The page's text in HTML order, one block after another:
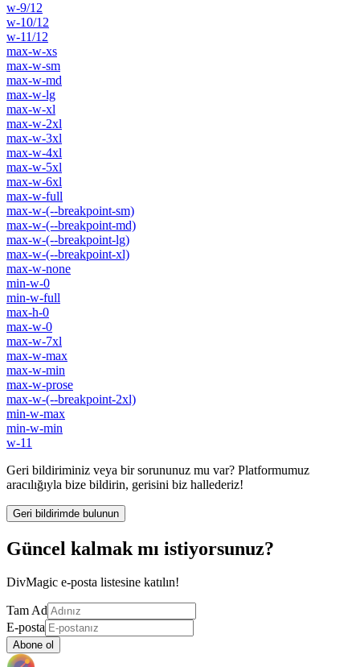
w-9/12
w-10/12
w-11/12
max-w-xs
max-w-sm
max-w-md
max-w-lg
max-w-xl
max-w-2xl
max-w-3xl
max-w-4xl
max-w-5xl
max-w-6xl
max-w-full
max-w-(--breakpoint-sm)
max-w-(--breakpoint-md)
max-w-(--breakpoint-lg)
max-w-(--breakpoint-xl)
max-w-none
min-w-0
min-w-full
max-h-0
max-w-0
max-w-7xl
max-w-max
max-w-min
max-w-prose
max-w-(--breakpoint-2xl)
min-w-max
min-w-min
w-11
Geri bildiriminiz veya bir sorununuz mu var? Platformumuz
aracılığıyla bize bildirin, gerisini biz hallederiz!
Geri bildirimde bulunun
Güncel kalmak mı istiyorsunuz?
DivMagic e-posta listesine katılın!
Tam Ad
E-posta
Abone ol